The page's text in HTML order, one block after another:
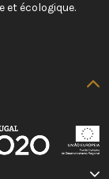
écologique.